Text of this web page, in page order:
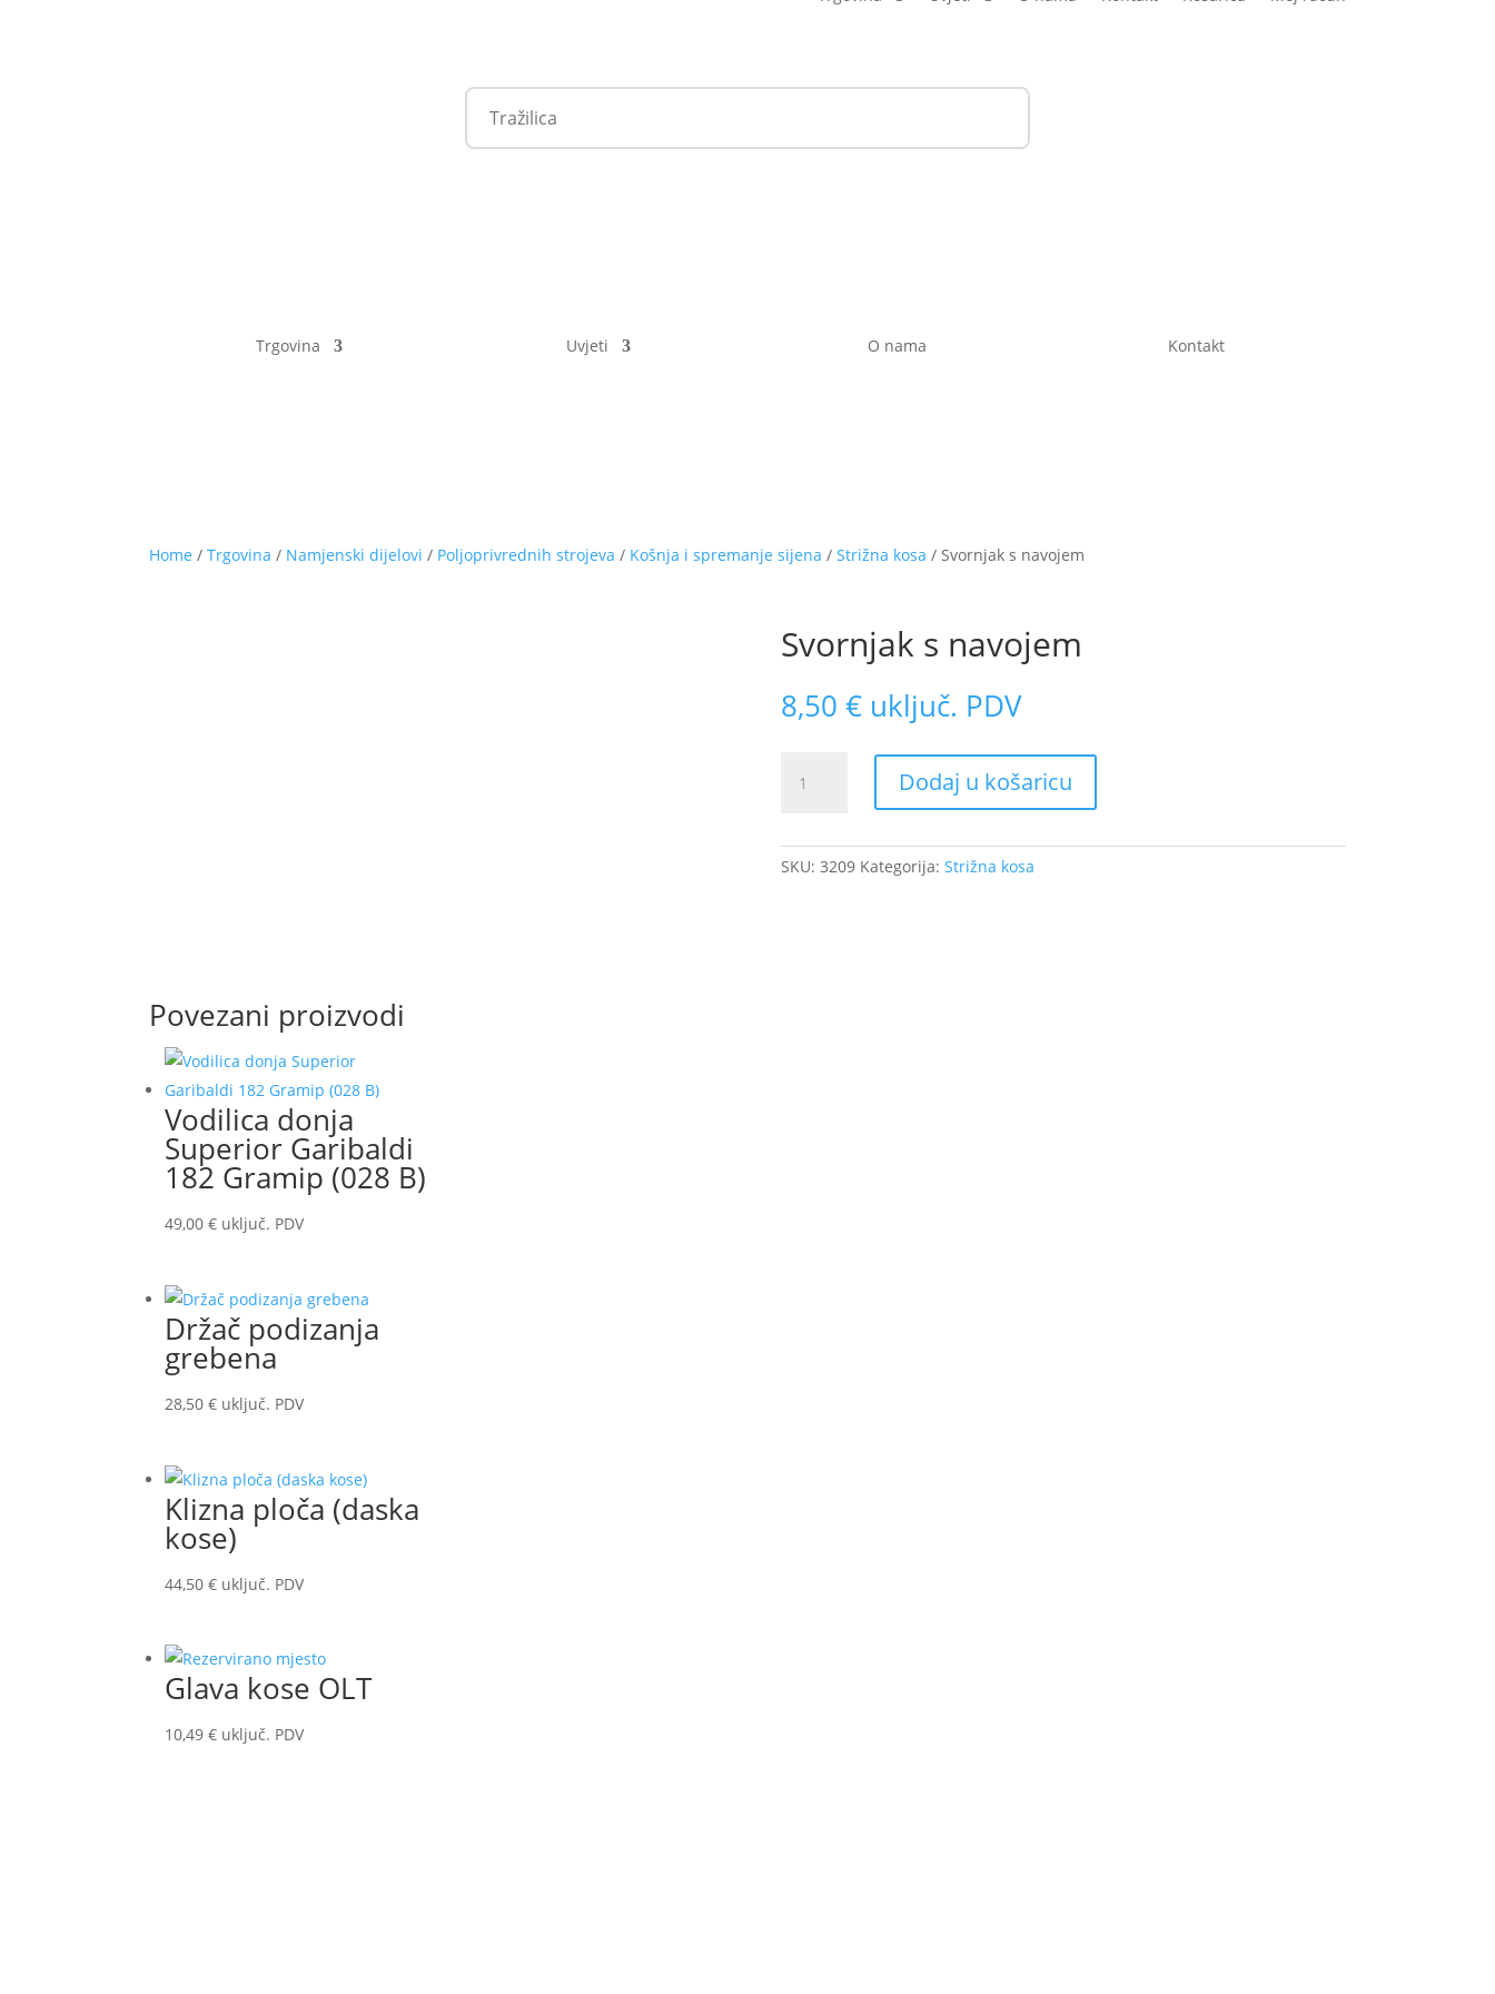
Trgovina Uvjeti O nama Kontakt
Home /Trgovina / Namjenski dijelovi / Poljoprivrednih strojeva / Košnja i spremanje sijena /Strižna kosa / Svornjak s navojem
Svornjak s navojem
8,50 € uključ. PDV
Dodaj u košaricu
SKU: 3209 Kategorija: Strižna kosa
Povezani proizvodi
Vodilica donja
Superior Garibaldi
182 Gramip (028 B)
49,00€ uključ. PDV
Držač podizanja
grebena
28,50€ uključ. PDV
Klizna ploča (daska
kose)
44,50€ uključ. PDV
Glava kose OLT
10,49€ uključ. PDV